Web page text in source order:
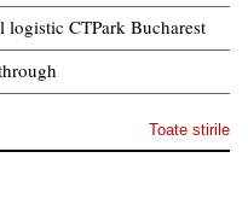
CTPark Bucharest
Toate stirile